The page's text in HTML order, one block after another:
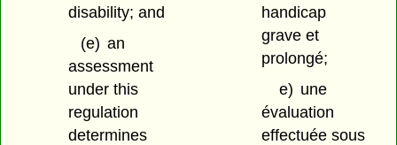
disability; and
(e) an
assessment
under this
regulation
determines
handicap
grave et
prolongé;
e) une
évaluation
effectuée sous